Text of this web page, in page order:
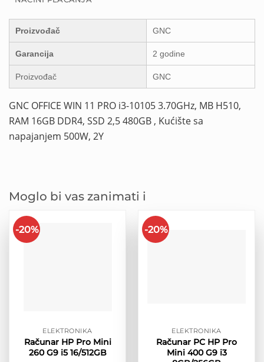
Proizvođač GNC
Garancija 2 godine
Proizvođač GNC
GNC OFFICE WIN 11 PRO i3-10105 3.70GHz, MB H510,
RAM 16GB DDR4, SSD 2,5 480GB , Kućište sa
napajanjem 500W, 2Y
Moglo bi vas zanimati i
-20%
ELEKTRONIKA
Računar HP Pro Mini
260 G9 i5 16/512GB
-20%
ELEKTRONIKA
Računar PC HP Pro
Mini 400 G9 i3